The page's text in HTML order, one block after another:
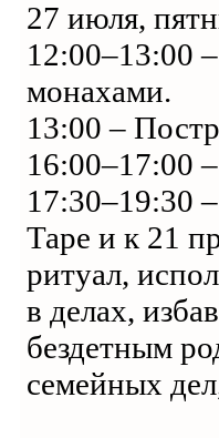
27 июля,
12:00–13:00
монахами.
13:00 –
16:00–17:00
17:30–19:30
Таре и к 21
ритуал,
в делах,
бездетным
семейных